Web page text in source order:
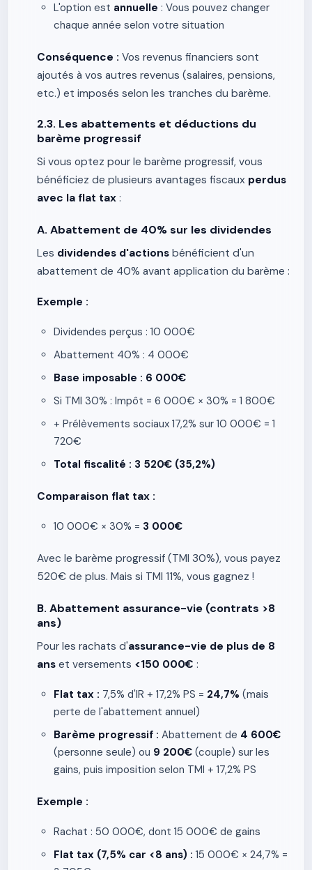
L'option est annuelle : Vous pouvez changer
chaque année selon votre situation
Conséquence : Vos revenus financiers sont
ajoutés à vos autres revenus (salaires, pensions,
etc.) et imposés selon les tranches du barème.
2.3. Les abattements et déductions du
barème progressif
Si vous optez pour le barème progressif, vous
bénéficiez de plusieurs avantages fiscaux perdus
avec la flat tax :
A. Abattement de 40% sur les dividendes
Les dividendes d'actions bénéficient d'un
abattement de 40% avant application du barème :
Exemple :
Dividendes perçus : 10 000€
Abattement 40% : 4 000€
Base imposable : 6 000€
Si TMI 30% : Impôt = 6 000€ × 30% = 1 800€
+ Prélèvements sociaux 17,2% sur 10 000€ = 1
720€
Total fiscalité : 3 520€ (35,2%)
Comparaison flat tax :
10 000€ × 30% = 3 000€
Avec le barème progressif (TMI 30%), vous payez
520€ de plus. Mais si TMI 11%, vous gagnez !
B. Abattement assurance-vie (contrats >8
ans)
Pour les rachats d'assurance-vie de plus de 8
ans et versements <150 000€ :
Flat tax : 7,5% d'IR + 17,2% PS = 24,7% (mais
perte de l'abattement annuel)
Barème progressif : Abattement de 4 600€
(personne seule) ou 9 200€ (couple) sur les
gains, puis imposition selon TMI + 17,2% PS
Exemple :
Rachat : 50 000€, dont 15 000€ de gains
Flat tax (7,5% car <8 ans) : 15 000€ × 24,7% =